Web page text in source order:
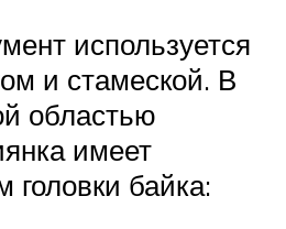
используется
и стамеской. В
областью
имеет
головки байка: